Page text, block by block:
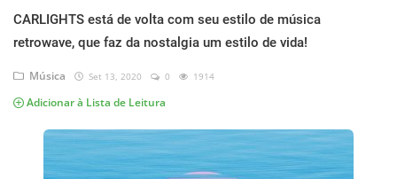
Ebooks
Web
CARLIGHTS está de volta com seu estilo de música
retrowave, que faz da nostalgia um estilo de vida!
Música Set 13, 2020 0 1914
Adicionar à Lista de Leitura